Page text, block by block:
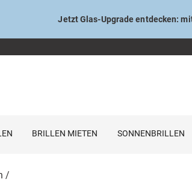
Jetzt Glas-Upgrade entdecken:
BRILLEN MIETEN SONNENBRILLEN